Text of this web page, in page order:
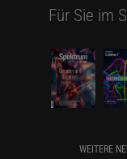
Für Sie im
WEITERE